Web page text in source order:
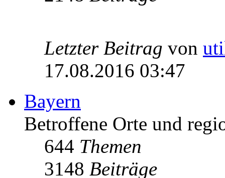
Letzter Beitrag von
17.08.2016 03:47
Bayern
Betroffene Orte und
644 Themen
3148 Beiträge